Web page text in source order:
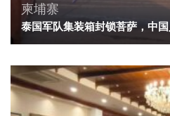
柬埔寨
泰国军队集装箱封锁菩萨，中